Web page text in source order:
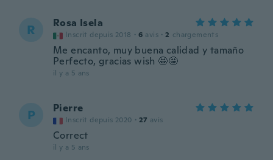
R Rosa Isela
Inscrit depuis 2018 · 6 avis · 2 chargements
Me encanto, muy buena calidad y tamaño
Perfecto, gracias wish 🤩🤩
il y a 5 ans
P Pierre
Inscrit depuis 2020 · 27 avis
Correct
il y a 5 ans